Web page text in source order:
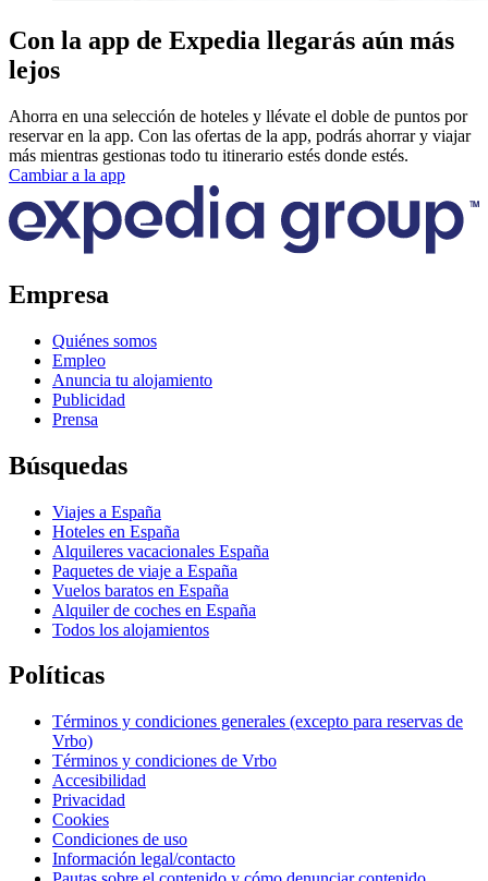
Con la app de Expedia llegarás aún más
lejos
Ahorra en una selección de hoteles y llévate el doble de puntos por
reservar en la app. Con las ofertas de la app, podrás ahorrar y viajar
más mientras gestionas todo tu itinerario estés donde estés.
Cambiar a la app
Empresa
Quiénes somos
Empleo
Anuncia tu alojamiento
Publicidad
Prensa
Búsquedas
Viajes a España
Hoteles en España
Alquileres vacacionales España
Paquetes de viaje a España
Vuelos baratos en España
Alquiler de coches en España
Todos los alojamientos
Políticas
Términos y condiciones generales (excepto para reservas de
Vrbo)
Términos y condiciones de Vrbo
Accesibilidad
Privacidad
Cookies
Condiciones de uso
Información legal/contacto